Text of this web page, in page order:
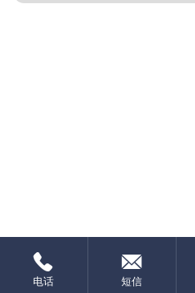

电话

短信